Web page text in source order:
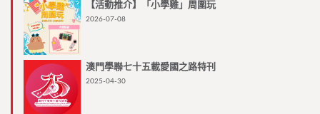
【活動推介】「小學雞」周圍玩
2026-07-08
澳門學聯七十五載愛國之路特刊
2025-04-30